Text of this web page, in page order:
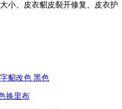
小、皮衣貂皮裂开修复、皮衣护
貂改色 黑色
换里布